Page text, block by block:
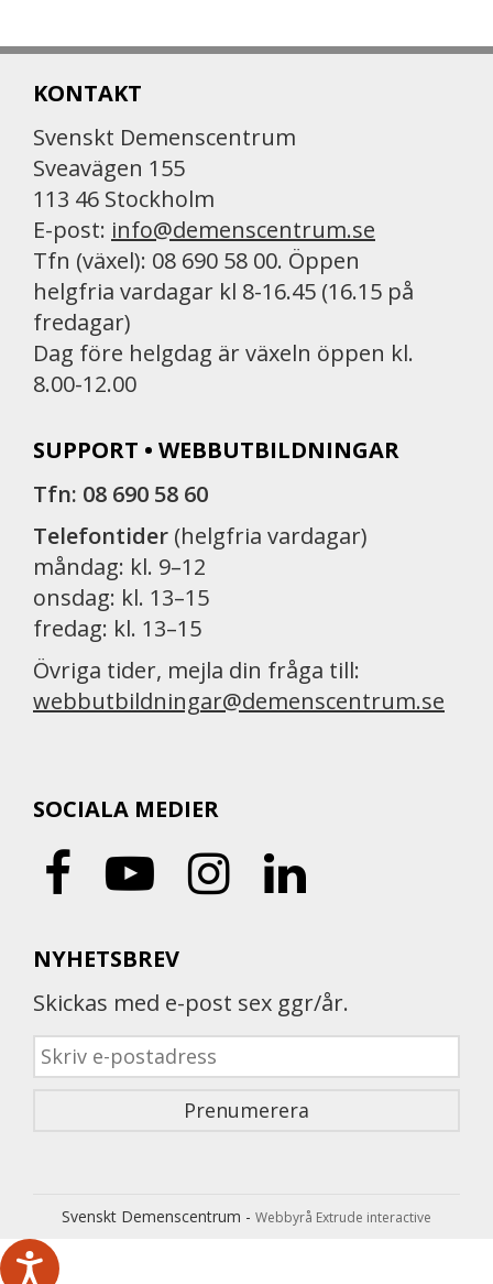
KONTAKT
Svenskt Demenscentrum
Sveavägen 155
113 46 Stockholm
E-post: info@demenscentrum.se
Tfn (växel): 08 690 58 00. Öppen
helgfria vardagar kl 8-16.45 (16.15 på
fredagar)
Dag före helgdag är växeln öppen kl.
8.00-12.00
SUPPORT • WEBBUTBILDNINGAR
Tfn: 08 690 58 60
Telefontider (helgfria vardagar)
måndag: kl. 9–12
onsdag: kl. 13–15
fredag: kl. 13–15
Övriga tider, mejla din fråga till:
webbutbildningar@demenscentrum.se
SOCIALA MEDIER
NYHETSBREV
Skickas med e-post sex ggr/år.
Svenskt Demenscentrum - Webbyrå Extrude interactive